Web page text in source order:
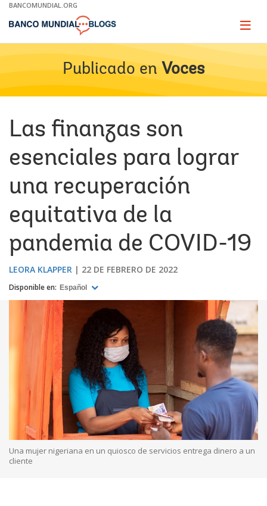
Skip
Main
BANCOMUNDIAL.ORG
Page
Publicado en Voces
Las finanzas son
esenciales para lograr
una recuperación
equitativa de la
pandemia de COVID-19
LEORA KLAPPER 22 DE FEBRERO DE 2022
Disponible en: Español
Una mujer nigeriana en un quiosco de servicios entrega dinero a un
cliente